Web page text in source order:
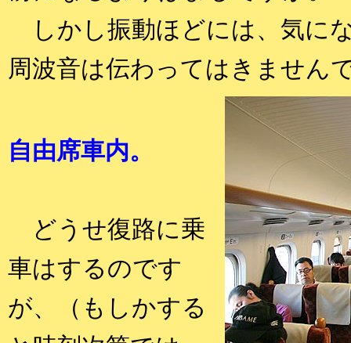
しかし振動ほどには、気に
周波音は伝わってはきません
自由席車内。
どうせ復路に乗
車はするのです
が、（もしかする